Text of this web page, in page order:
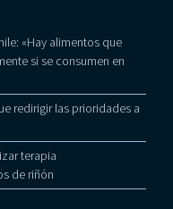
«Hay alimentos que
si se consumen en
redirigir las prioridades a
terapia
de riñón